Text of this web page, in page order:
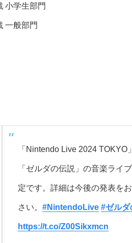
小学生部門
一般部門
「Nintendo Live 2024 TOKYO
「ゼルダの伝説」の音楽ライ
定です。詳細は今後の発表を
さい。 #NintendoLive #ゼルダ
https://t.co/Z00Sikxmcn